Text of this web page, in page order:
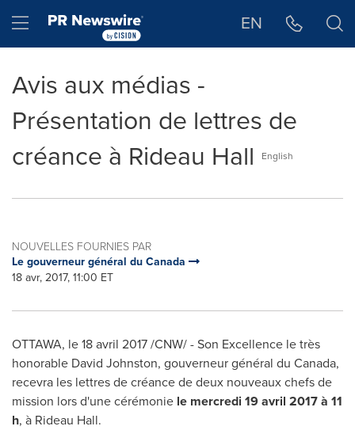
Hamburger menu EN
Avis aux médias -
Présentation de lettres de
créance à Rideau Hall
English
NOUVELLES FOURNIES PAR
Le gouverneur général du Canada
18 avr, 2017, 11:00 ET
OTTAWA, le 18 avril 2017 /CNW/ - Son Excellence le très
honorable David Johnston, gouverneur général du Canada,
recevra les lettres de créance de deux nouveaux chefs de
mission lors d'une cérémonie le mercredi 19 avril 2017 à 11
h, à Rideau Hall.